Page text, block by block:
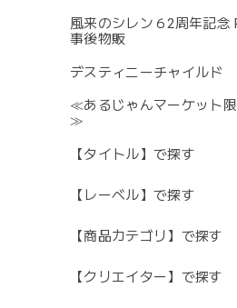
風来のシレン６2周年記念
事後物販
デスティニーチャイルド
≪あるじゃんマーケット
≫
【タイトル】で探す
【レーベル】で探す
【商品カテゴリ】で探す
【クリエイター】で探す